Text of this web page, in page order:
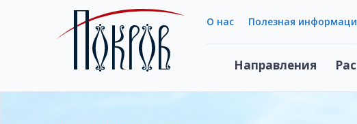
О нас Полезная
Направления